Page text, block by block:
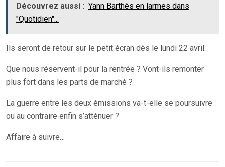
Découvrez aussi : Yann Barthès en larmes dans
"Quotidien"...
Ils seront de retour sur le petit écran dès le lundi 22 avril.
Que nous réservent-il pour la rentrée ? Vont-ils remonter
plus fort dans les parts de marché ?
La guerre entre les deux émissions va-t-elle se poursuivre
ou au contraire enfin s’atténuer ?
Affaire à suivre…